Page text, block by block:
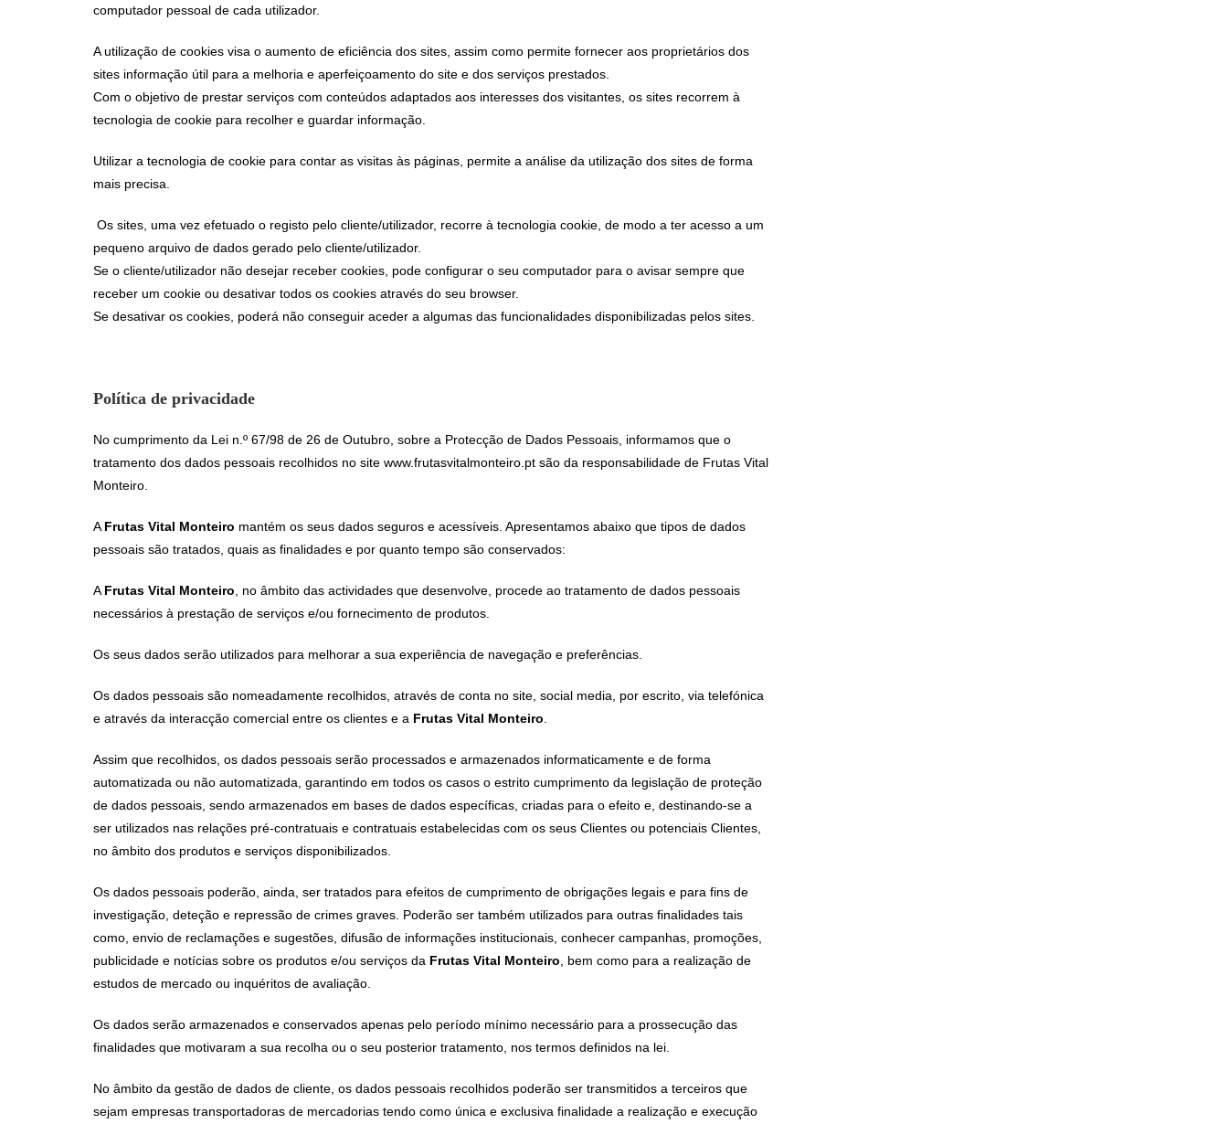
computador pessoal de cada utilizador.
A utilização de cookies visa o aumento de eficiência dos sites, assim como permite fornecer aos proprietários dos
sites informação útil para a melhoria e aperfeiçoamento do site e dos serviços prestados.
Com o objetivo de prestar serviços com conteúdos adaptados aos interesses dos visitantes, os sites recorrem à
tecnologia de cookie para recolher e guardar informação.
Utilizar a tecnologia de cookie para contar as visitas às páginas, permite a análise da utilização dos sites de forma
mais precisa.
Os sites, uma vez efetuado o registo pelo cliente/utilizador, recorre à tecnologia cookie, de modo a ter acesso a um
pequeno arquivo de dados gerado pelo cliente/utilizador.
Se o cliente/utilizador não desejar receber cookies, pode configurar o seu computador para o avisar sempre que
receber um cookie ou desativar todos os cookies através do seu browser.
Se desativar os cookies, poderá não conseguir aceder a algumas das funcionalidades disponibilizadas pelos sites.
Política de privacidade
No cumprimento da Lei n.º 67/98 de 26 de Outubro, sobre a Protecção de Dados Pessoais, informamos que o
tratamento dos dados pessoais recolhidos no site www.frutasvitalmonteiro.pt são da responsabilidade de Frutas Vital
Monteiro.
A Frutas Vital Monteiro mantém os seus dados seguros e acessíveis. Apresentamos abaixo que tipos de dados
pessoais são tratados, quais as finalidades e por quanto tempo são conservados:
A Frutas Vital Monteiro , no âmbito das actividades que desenvolve, procede ao tratamento de dados pessoais
necessários à prestação de serviços e/ou fornecimento de produtos.
Os seus dados serão utilizados para melhorar a sua experiência de navegação e preferências.
Os dados pessoais são nomeadamente recolhidos, através de conta no site, social media, por escrito, via telefónica
e através da interacção comercial entre os clientes e a Frutas Vital Monteiro
Assim que recolhidos, os dados pessoais serão processados e armazenados informaticamente e de forma
automatizada ou não automatizada, garantindo em todos os casos o estrito cumprimento da legislação de proteção
de dados pessoais, sendo armazenados em bases de dados específicas, criadas para o efeito e, destinando-se a
ser utilizados nas relações pré-contratuais e contratuais estabelecidas com os seus Clientes ou potenciais Clientes,
no âmbito dos produtos e serviços disponibilizados.
Os dados pessoais poderão, ainda, ser tratados para efeitos de cumprimento de obrigações legais e para fins de
investigação, deteção e repressão de crimes graves. Poderão ser também utilizados para outras finalidades tais
como, envio de reclamações e sugestões, difusão de informações institucionais, conhecer campanhas, promoções,
publicidade e notícias sobre os produtos e/ou serviços da Frutas Vital Monteiro , bem como para a realização de
estudos de mercado ou inquéritos de avaliação.
Os dados serão armazenados e conservados apenas pelo período mínimo necessário para a prossecução das
finalidades que motivaram a sua recolha ou o seu posterior tratamento, nos termos definidos na lei.
No âmbito da gestão de dados de cliente, os dados pessoais recolhidos poderão ser transmitidos a terceiros que
sejam empresas transportadoras de mercadorias tendo como única e exclusiva finalidade a realização e execução